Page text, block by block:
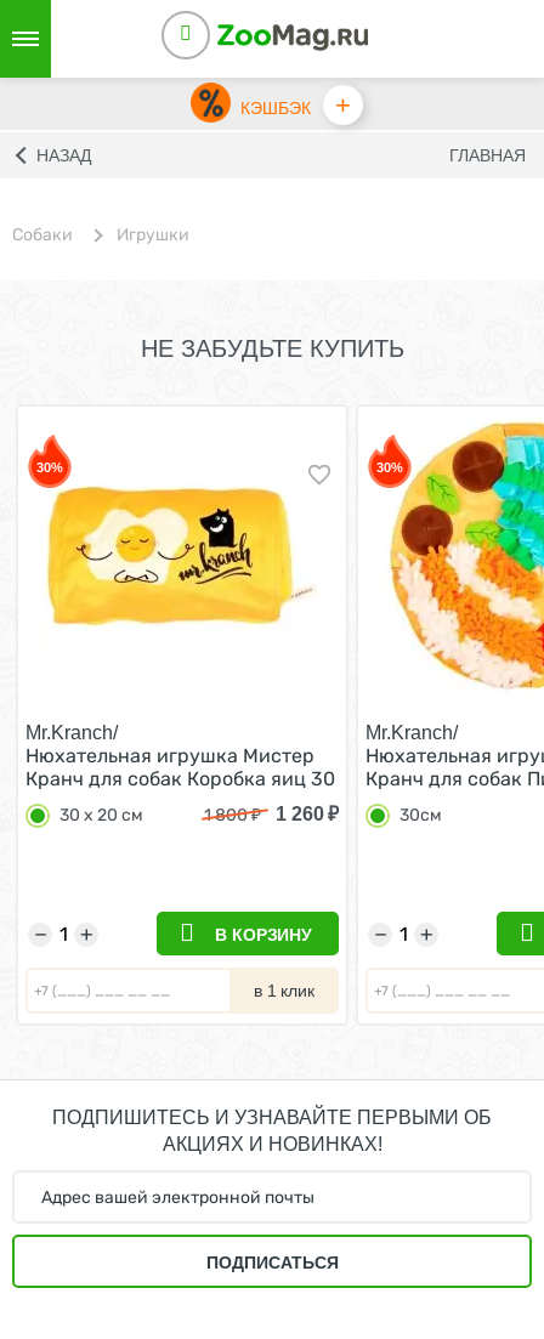
КЭШБЭК +
НАЗАД ГЛАВНАЯ
Собаки Игрушки
НЕ ЗАБУДЬТЕ КУПИТЬ
30%
Mr.Kranch/
Нюхательная игрушка Мистер
Кранч для собак Коробка яиц 30
х 20 см
30 х 20 см 1 800₽ 1 260₽
+
− В КОРЗИНУ
в 1 клик
30%
Mr.Kranch/
Нюхательная
Кранч для собак
Итальяно 30см
30см
+
−
ПОДПИШИТЕСЬ И УЗНАВАЙТЕ ПЕРВЫМИ ОБ
АКЦИЯХ И НОВИНКАХ!
ПОДПИСАТЬСЯ